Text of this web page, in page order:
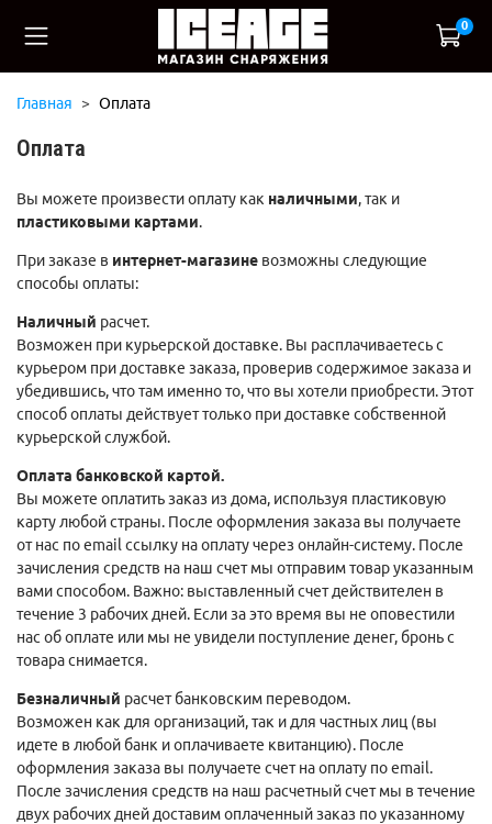
0
Главная Оплата
Оплата
Вы можете произвести оплату как наличными, так и
пластиковыми картами.
При заказе в интернет-магазине возможны следующие
способы оплаты:
Наличный расчет.
Возможен при курьерской доставке. Вы расплачиваетесь с
курьером при доставке заказа, проверив содержимое заказа и
убедившись, что там именно то, что вы хотели приобрести. Этот
способ оплаты действует только при доставке собственной
курьерской службой.
Оплата банковской картой.
Вы можете оплатить заказ из дома, используя пластиковую
карту любой страны. После оформления заказа вы получаете
от нас по email ссылку на оплату через онлайн-систему. После
зачисления средств на наш счет мы отправим товар указанным
вами способом. Важно: выставленный счет действителен в
течение 3 рабочих дней. Если за это время вы не оповестили
нас об оплате или мы не увидели поступление денег, бронь с
товара снимается.
Безналичный расчет банковским переводом.
Возможен как для организаций, так и для частных лиц (вы
идете в любой банк и оплачиваете квитанцию). После
оформления заказа вы получаете счет на оплату по email.
После зачисления средств на наш расчетный счет мы в течение
двух рабочих дней доставим оплаченный заказ по указанному